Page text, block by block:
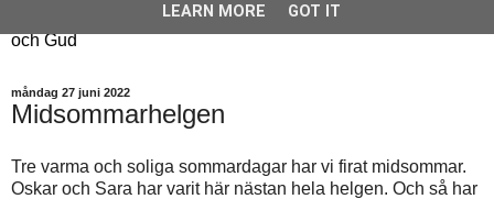
Här samsas jakt, hantverk, odling, och andra tankar om livet
och Gud
måndag 27 juni 2022
Midsommarhelgen
Tre varma och soliga sommardagar har vi firat midsommar.
Oskar och Sara har varit här nästan hela helgen. Och så har
LEARN MORE GOT IT